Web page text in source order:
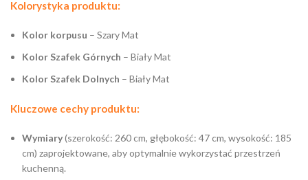
Kolorystyka produktu:
Kolor korpusu – Szary Mat
Kolor Szafek Górnych – Biały Mat
Kolor Szafek Dolnych – Biały Mat
Kluczowe cechy produktu:
Wymiary(szerokość: 260 cm, głębokość: 47 cm, wysokość: 185
cm) zaprojektowane, aby optymalnie wykorzystać przestrzeń
kuchenną.